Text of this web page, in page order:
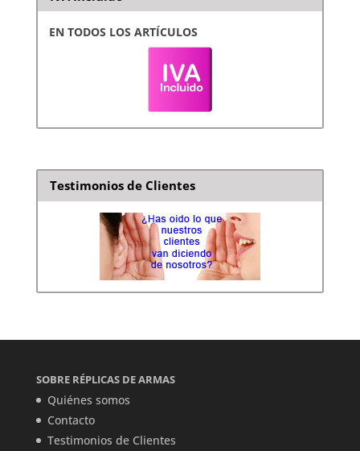
EN TODOS LOS ARTÍCULOS
Testimonios de Clientes
SOBRE RÉPLICAS DE ARMAS
Quiénes somos
Contacto
Testimonios de Clientes